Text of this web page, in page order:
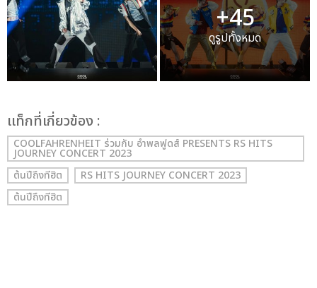
+45
ดูรูปทั้งหมด
เเท็กที่เกี่ยวข้อง :
COOLFAHRENHEIT ร่วมกับ อำพลฟูดส์ PRESENTS RS HITS
JOURNEY CONCERT 2023
ต้นปีถึงทีฮิต
RS HITS JOURNEY CONCERT 2023
ต้นปีถึงทีฮิต